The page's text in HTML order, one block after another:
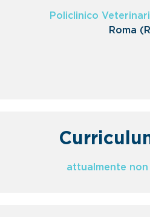
Policlinico
Roma
attualmente